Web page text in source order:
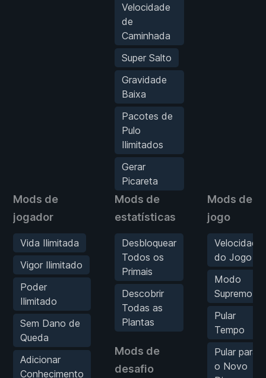
Velocidade
de
Caminhada
Super Salto
Gravidade
Baixa
Pacotes de
Pulo
Ilimitados
Gerar
Picareta
Mods de
jogador
Vida Ilimitada
Vigor Ilimitado
Poder
Ilimitado
Sem Dano de
Queda
Adicionar
Conhecimento
Mods de
estatísticas
Desbloquear
Todos os
Primais
Descobrir
Todas as
Plantas
Mods de
desafio
Mods de
jogo
Velocidade
do Jogo
Modo
Supremo
Pular
Tempo
Pular para
o Novo